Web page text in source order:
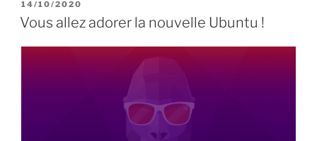
Ubuntu »
PUBLIÉ
LE
14/10/2020
Vous allez adorer la nouvelle Ubuntu !